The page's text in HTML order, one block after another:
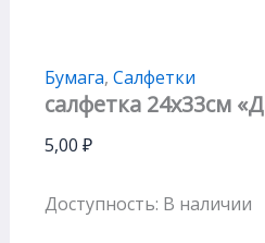
Бумага, Салфетки
салфетка 24х33см
5,00 ₽
Доступность: В наличии